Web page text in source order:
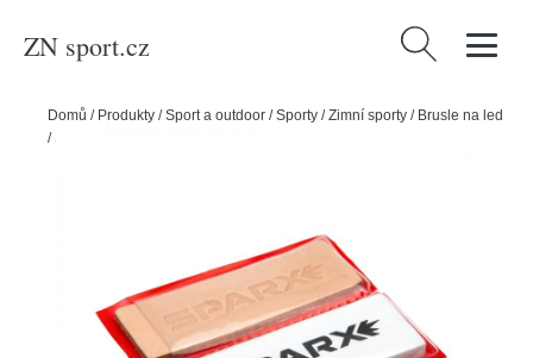
ZN sport.cz Vyhledávání
Domů / Produkty /Sport a outdoor /Sporty /Zimní sporty / Brusle na led
/Sparx Kámen pro stržení a leštění hran Sparx Honing Kit (2ks)